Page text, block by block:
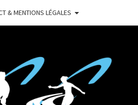
& MENTIONS LÉGALES